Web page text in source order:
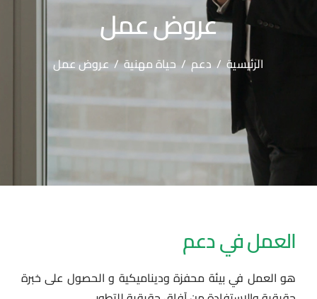
عروض عمل
الرئيسية/ دعم / حياة مهنية / عروض عمل
العمل في دعم
هو العمل في بيئة محفزة وديناميكية و الحصول على خبرة